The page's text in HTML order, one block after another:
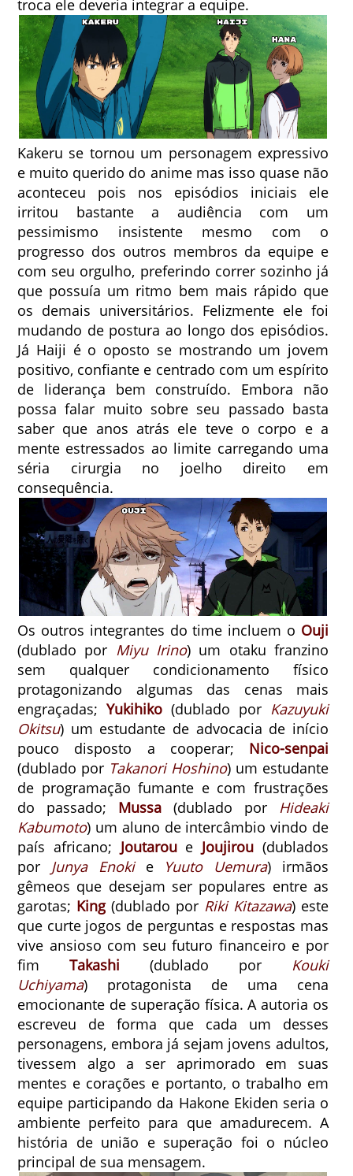
troca ele deveria integrar a equipe.
Kakeru se tornou um personagem expressivo
e muito querido do anime mas isso quase não
aconteceu pois nos episódios iniciais ele
irritou bastante a audiência com um
pessimismo insistente mesmo com o
progresso dos outros membros da equipe e
com seu orgulho, preferindo correr sozinho já
que possuía um ritmo bem mais rápido que
os demais universitários. Felizmente ele foi
mudando de postura ao longo dos episódios.
Já Haiji é o oposto se mostrando um jovem
positivo, confiante e centrado com um espírito
de liderança bem construído. Embora não
possa falar muito sobre seu passado basta
saber que anos atrás ele teve o corpo e a
mente estressados ao limite carregando uma
séria cirurgia no joelho direito em
consequência.
Os outros integrantes do time incluem o Ouji
(dublado por Miyu Irino) um otaku franzino
sem qualquer condicionamento físico
protagonizando algumas das cenas mais
engraçadas;Yukihiko (dublado por Kazuyuki
Okitsu) um estudante de advocacia de início
pouco disposto a cooperar; Nico-senpai
(dublado por Takanori Hoshino) um estudante
de programação fumante e com frustrações
do passado; Mussa (dublado por Hideaki
Kabumoto) um aluno de intercâmbio vindo de
país africano; Joutaroue Joujirou (dublados
por Junya Enoki e Yuuto Uemura) irmãos
gêmeos que desejam ser populares entre as
garotas; King(dublado por Riki Kitazawa) este
que curte jogos de perguntas e respostas mas
vive ansioso com seu futuro financeiro e por
fimTakashi (dublado por Kouki
Uchiyama) protagonista de uma cena
emocionante de superação física.A autoria os
escreveu de forma que cada um desses
personagens, embora já sejam jovens adultos,
tivessem algo a ser aprimorado em suas
mentes e corações e portanto, o trabalho em
equipe participando da Hakone Ekiden seria o
ambiente perfeito para que amadurecem. A
história de união e superação foi o núcleo
principal de sua mensagem.